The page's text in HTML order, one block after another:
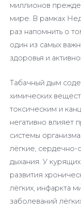
миллионов
мире. В рамках
раз напомнить о
один из самых
здоровья и
Табачный дым
химических
токсическим и
негативно влияет
системы
лёгкие, сердечно-
дыхания. У
развития
лёгких, инфаркта
заболеваний